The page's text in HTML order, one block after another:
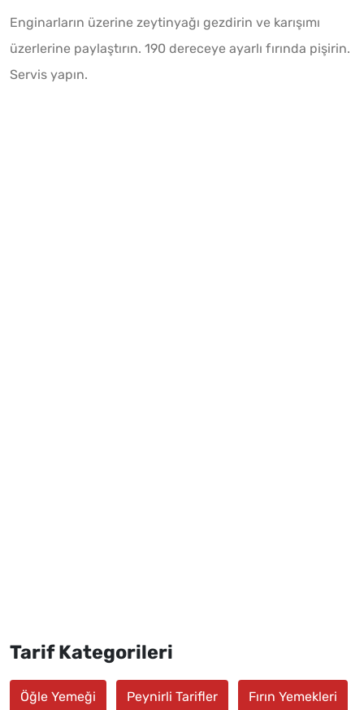
Enginarların üzerine zeytinyağı gezdirin ve karışımı
üzerlerine paylaştırın. 190 dereceye ayarlı fırında pişirin.
Servis yapın.
Tarif Kategorileri
Öğle Yemeği Peynirli Tarifler Fırın Yemekleri